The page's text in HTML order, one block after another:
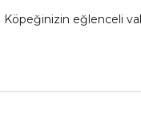
eğlenceli